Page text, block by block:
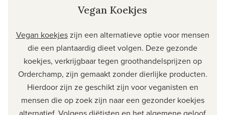
Vegan Koekjes
Vegan koekjeszijn een alternatieve optie voor mensen
die een plantaardig dieet volgen. Deze gezonde
koekjes, verkrijgbaar tegen groothandelsprijzen op
Orderchamp, zijn gemaakt zonder dierlijke producten.
Hierdoor zijn ze geschikt zijn voor veganisten en
mensen die op zoek zijn naar een gezonder koekjes